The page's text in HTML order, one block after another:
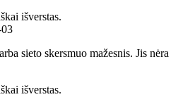
išverstas.
sieto skersmuo mažesnis. Jis nėra
išverstas.